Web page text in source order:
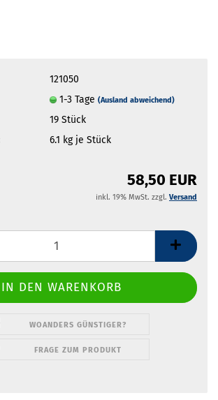
121050
1-3 Tage (Ausland abweichend)
19 Stück
6.1 kg je Stück
58,50 EUR
inkl. 19% MwSt. zzgl. Versand
WOANDERS GÜNSTIGER?
FRAGE ZUM PRODUKT